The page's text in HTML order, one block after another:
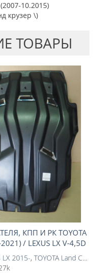
10.2015)
крузер \)
ТОВАРЫ
КПП И РК TOYOTA
/ LEXUS LX V-4,5D
(КОМПОЗИТ 10 ММ)
LX 2015-, TOYOTA Land Cruiser